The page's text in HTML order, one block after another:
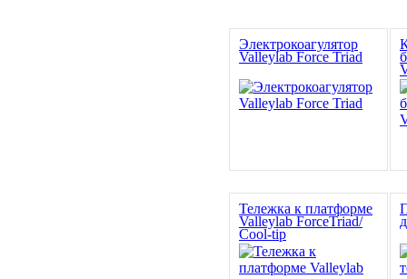
Электрокоагулятор
Valleylab Force Triad
Тележка к платформе
Valleylab ForceTriad/
Cool-tip